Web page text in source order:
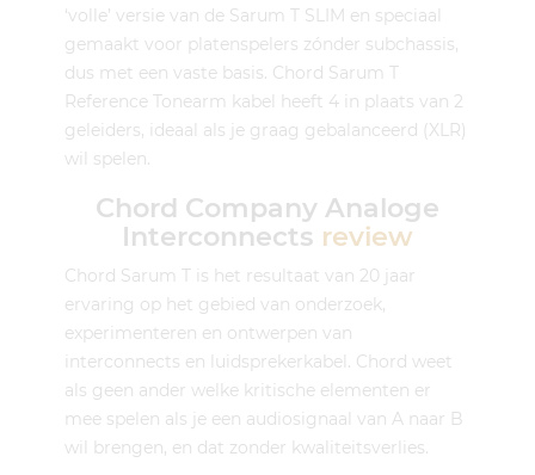
‘volle’ versie van de Sarum T SLIM en speciaal
gemaakt voor platenspelers zónder subchassis,
dus met een vaste basis. Chord Sarum T
Reference Tonearm kabel heeft 4 in plaats van 2
geleiders, ideaal als je graag gebalanceerd (XLR)
wil spelen.
Chord Company Analoge
Interconnects review
Chord Sarum T is het resultaat van 20 jaar
ervaring op het gebied van onderzoek,
experimenteren en ontwerpen van
interconnects en luidsprekerkabel. Chord weet
als geen ander welke kritische elementen er
mee spelen als je een audiosignaal van A naar B
wil brengen, en dat zonder kwaliteitsverlies.